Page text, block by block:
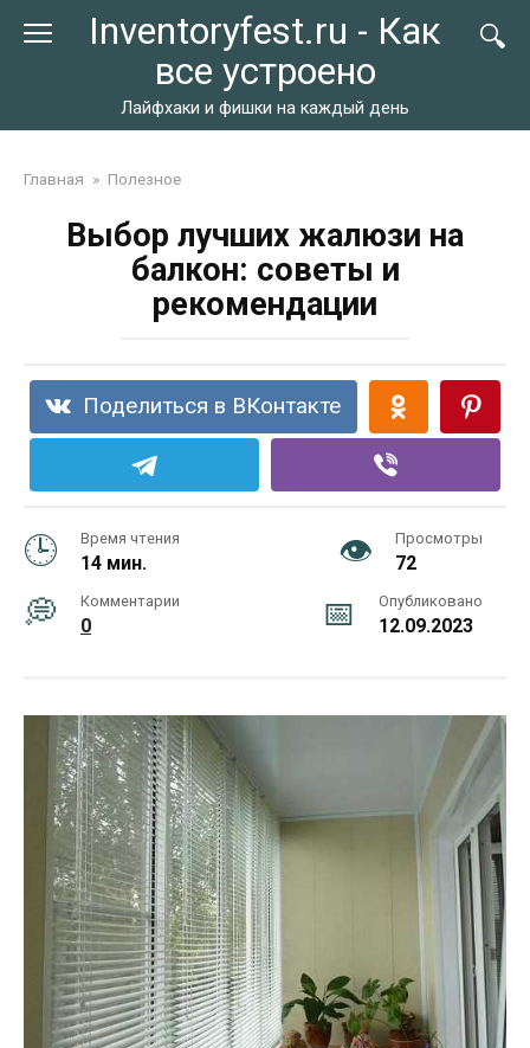
Inventoryfest.ru - Как
все устроено
Лайфхаки и фишки на каждый день
Главная » Полезное
Выбор лучших жалюзи на
балкон: советы и
рекомендации
Поделиться в ВКонтакте
Время чтения
14 мин.
Просмотры
72
Комментарии
0
Опубликовано
12.09.2023